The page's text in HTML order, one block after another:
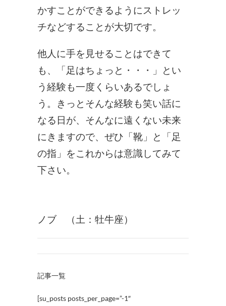
かすことができるようにストレッ
チなどすることが大切です。
他人に手を見せることはできて
も、「足はちょっと・・・」
とい
う経験も一度くらいあるでしょ
う。
きっとそんな経験も笑い話に
なる日が、そんなに遠くない未来
にきますので、ぜひ「靴」と「足
の指」をこれからは意識してみて
下さい。
ノブ （土：牡牛座）
記事一覧
[su_posts posts_per_page=”-1″